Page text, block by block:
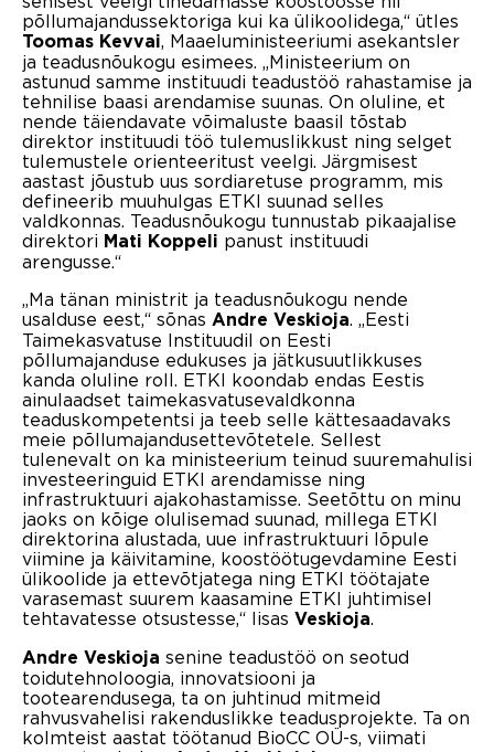
põllumajandussektoriga kui ka ülikoolidega,“ ütles
Toomas Kevvai, Maaeluministeeriumi asekantsler
ja teadusnõukogu esimees. „Ministeerium on
astunud samme instituudi teadustöö rahastamise ja
tehnilise baasi arendamise suunas. On oluline, et
nende täiendavate võimaluste baasil tõstab
direktor instituudi töö tulemuslikkust ning selget
tulemustele orienteeritust veelgi. Järgmisest
aastast jõustub uus sordiaretuse programm, mis
defineerib muuhulgas ETKI suunad selles
valdkonnas. Teadusnõukogu tunnustab pikaajalise
direktori Mati Koppeli panust instituudi
arengusse.“
„Ma tänan ministrit ja teadusnõukogu nende
usalduse eest,“ sõnas Andre Veskioja. „Eesti
Taimekasvatuse Instituudil on Eesti
põllumajanduse edukuses ja jätkusuutlikkuses
kanda oluline roll. ETKI koondab endas Eestis
ainulaadset taimekasvatusevaldkonna
teaduskompetentsi ja teeb selle kättesaadavaks
meie põllumajandusettevõtetele. Sellest
tulenevalt on ka ministeerium teinud suuremahulisi
investeeringuid ETKI arendamisse ning
infrastruktuuri ajakohastamisse. Seetõttu on minu
jaoks on kõige olulisemad suunad, millega ETKI
direktorina alustada, uue infrastruktuuri lõpule
viimine ja käivitamine, koostöötugevdamine Eesti
ülikoolide ja ettevõtjatega ning ETKI töötajate
varasemast suurem kaasamine ETKI juhtimisel
tehtavatesse otsustesse,“ lisas Veskioja.
Andre Veskioja senine teadustöö on seotud
toidutehnoloogia, innovatsiooni ja
tootearendusega, ta on juhtinud mitmeid
rahvusvahelisi rakenduslikke teadusprojekte. Ta on
kolmteist aastat töötanud BioCC OÜ-s, viimati